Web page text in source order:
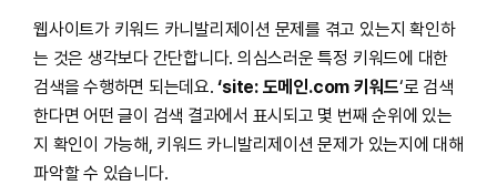
웹사이트가 키워드 카니발리제이션 문제를 겪고 있는지 확인하
는 것은 생각보다 간단합니다. 의심스러운 특정 키워드에 대한
검색을 수행하면 되는데요.‘site: 도메인.com 키워드‘로 검색
한다면 어떤 글이 검색 결과에서 표시되고 몇 번째 순위에 있는
지 확인이 가능해, 키워드 카니발리제이션 문제가 있는지에 대해
파악할 수 있습니다.